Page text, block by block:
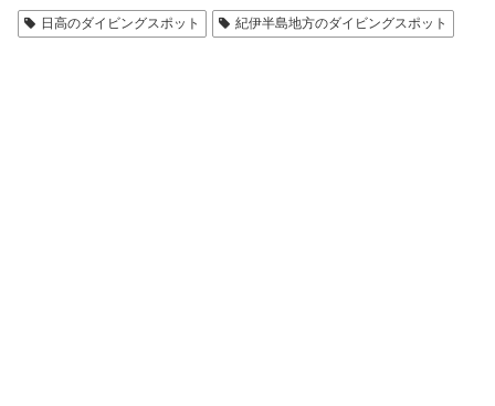
日高のダイビングスポット 紀伊半島地方のダイビングスポット